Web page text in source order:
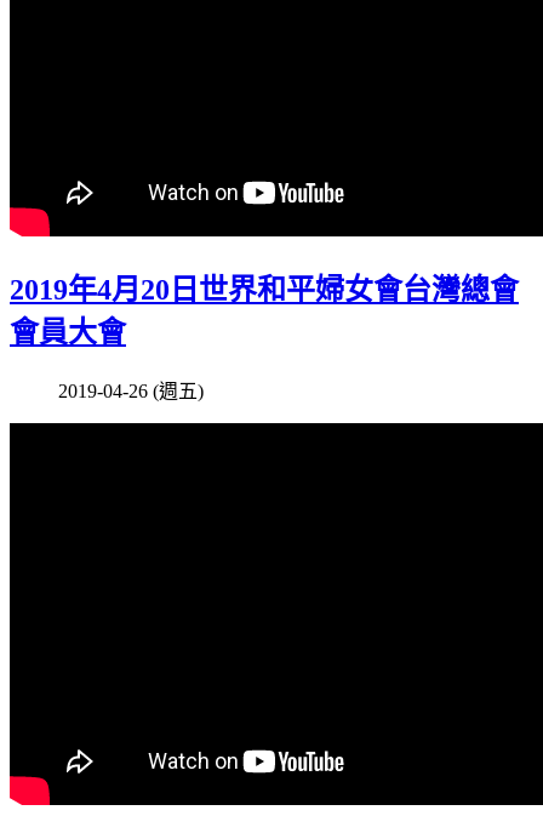
2019年4月20日世界和平婦女會台灣總會
會員大會
2019-04-26 (週五)